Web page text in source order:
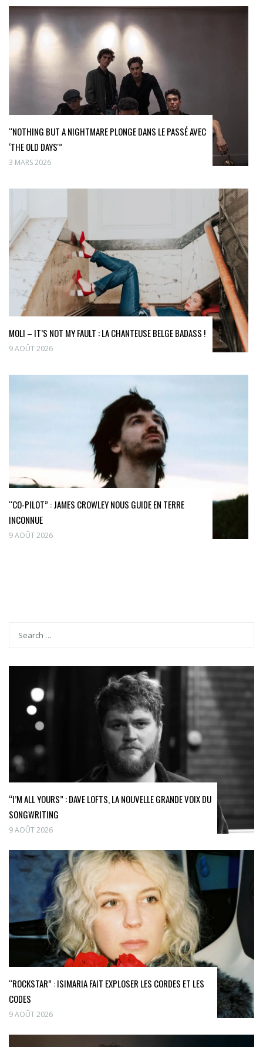
“NOTHING BUT A NIGHTMARE PLONGE DANS LE PASSÉ AVEC
‘THE OLD DAYS'”
3 MARS 2026
MOLI – IT’S NOT MY FAULT : LA CHANTEUSE BELGE BADASS !
9 AOÛT 2026
“CO-PILOT” : JAMES CROWLEY NOUS GUIDE EN TERRE
INCONNUE
9 AOÛT 2026
“I’M ALL YOURS” : DAVE LOFTS, LA NOUVELLE GRANDE VOIX DU
SONGWRITING
9 AOÛT 2026
“ROCKSTAR” : ISIMARIA FAIT EXPLOSER LES CORDES ET LES
CODES
9 AOÛT 2026